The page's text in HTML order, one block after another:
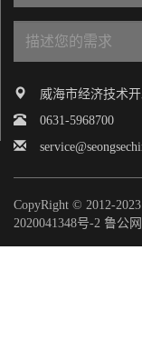
威海市经济技术
0631-5968700
CopyRight © 2012-
2020041348号-2 鲁公